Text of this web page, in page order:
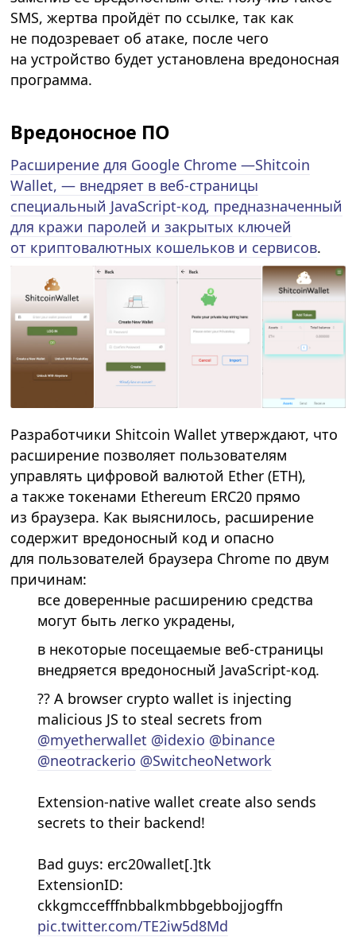
SMS, жертва пройдёт по ссылке, так как
не подозревает об атаке, после чего
на устройство будет установлена вредоносная
программа.
Вредоносное ПО
Расширение для Google Chrome —Shitcoin
Wallet, — внедряет в веб-страницы
специальный JavaScript-код, предназначенный
для кражи паролей и закрытых ключей
от криптовалютных кошельков и сервисов.
Разработчики Shitcoin Wallet утверждают, что
расширение позволяет пользователям
управлять цифровой валютой Ether (ETH),
а также токенами Ethereum ERC20 прямо
из браузера. Как выяснилось, расширение
содержит вредоносный код и опасно
для пользователей браузера Chrome по двум
причинам:
все доверенные расширению средства
могут быть легко украдены,
в некоторые посещаемые веб-страницы
внедряется вредоносный JavaScript-код.
?? A browser crypto wallet is injecting
malicious JS to steal secrets from
@myetherwallet @idexio @binance
@neotrackerio @SwitcheoNetwork
Extension-native wallet create also sends
secrets to their backend!
Bad guys: erc20wallet[.]tk
ExtensionID:
ckkgmccefffnbbalkmbbgebbojjogffn
pic.twitter.com/TE2iw5d8Md